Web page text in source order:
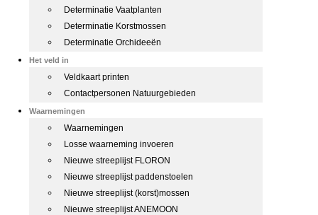
Determinatie Vaatplanten
Determinatie Korstmossen
Determinatie Orchideeën
Het veld in
Veldkaart printen
Contactpersonen Natuurgebieden
Waarnemingen
Waarnemingen
Losse waarneming invoeren
Nieuwe streeplijst FLORON
Nieuwe streeplijst paddenstoelen
Nieuwe streeplijst (korst)mossen
Nieuwe streeplijst ANEMOON